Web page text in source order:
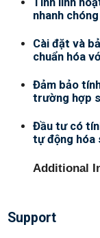
nhanh
Cài đặt và
chuẩn hóa
Đảm bảo
trường hợp
Đầu tư có
tự động hóa
Additional
Support